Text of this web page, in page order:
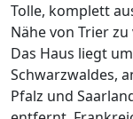
Tolle, komplett
Nähe von Trier
Das Haus liegt
Schwarzwaldes,
Pfalz und